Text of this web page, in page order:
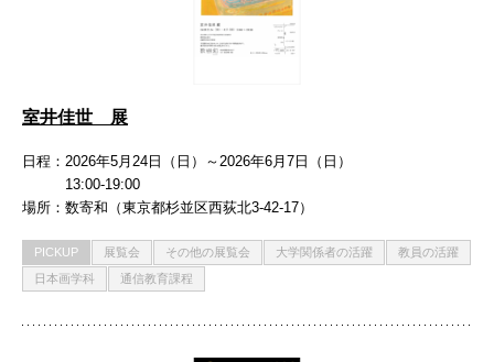
室井佳世 展
日程
2026年5月24日（日）～2026年6月7日（日）
13:00-19:00
場所
数寄和（東京都杉並区西荻北3-42-17）
PICKUP 展覧会 その他の展覧会 大学関係者の活躍
教員の活躍
日本画学科
通信教育課程